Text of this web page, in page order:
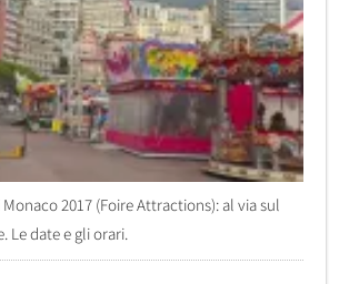
Monaco 2017 (Foire Attractions): al via sul
Le date e gli orari.